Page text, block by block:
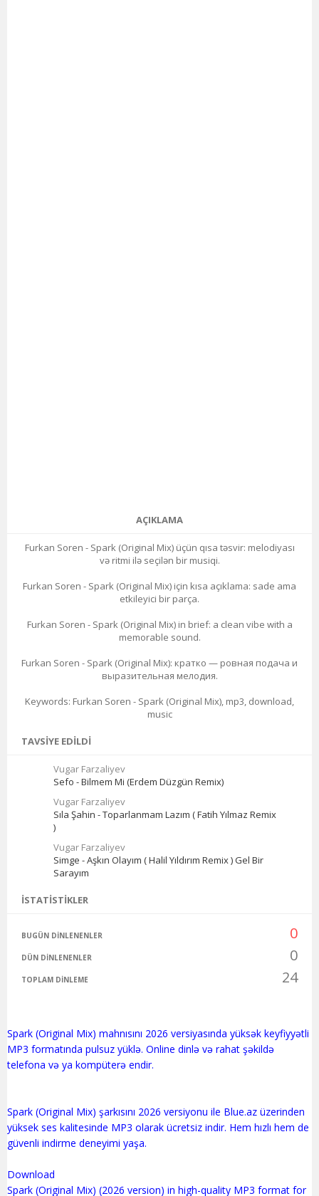
AÇIKLAMA
Furkan Soren - Spark (Original Mix) üçün qısa təsvir: melodiyası
və ritmi ilə seçilən bir musiqi.
Furkan Soren - Spark (Original Mix) için kısa açıklama: sade ama
etkileyici bir parça.
Furkan Soren - Spark (Original Mix) in brief: a clean vibe with a
memorable sound.
Furkan Soren - Spark (Original Mix): кратко — ровная подача и
выразительная мелодия.
Keywords: Furkan Soren - Spark (Original Mix), mp3, download,
music
TAVSIYE EDILDI
Vugar Farzaliyev
Sefo - Bilmem Mi (Erdem Düzgün Remix)
Vugar Farzaliyev
Sıla Şahin - Toparlanmam Lazım ( Fatih Yılmaz Remix
)
Vugar Farzaliyev
Simge - Aşkın Olayım ( Halil Yıldırım Remix ) Gel Bir
Sarayım
İSTATISTIKLER
BUGÜN DINLENENLER 0
DÜN DINLENENLER 0
TOPLAM DINLEME 24
Spark (Original Mix) mahnısını 2026 versiyasında yüksək keyfiyyətli
MP3 formatında pulsuz yüklə. Online dinlə və rahat şəkildə
telefona və ya kompüterə endir.
Spark (Original Mix) şarkısını 2026 versiyonu ile Blue.az üzerinden
yüksek ses kalitesinde MP3 olarak ücretsiz indir. Hem hızlı hem de
güvenli indirme deneyimi yaşa.
Download
Spark (Original Mix) (2026 version) in high-quality MP3 format for